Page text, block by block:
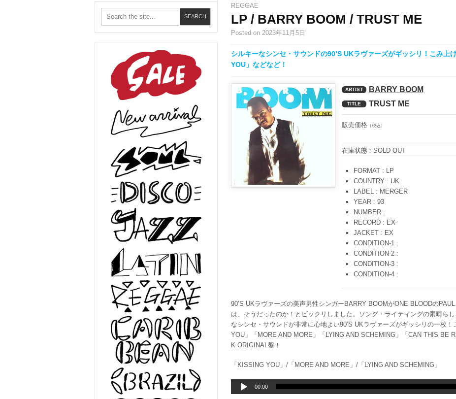
REGGAE
LP / BARRY BOOM / TRUST ME
Posted on 2023年11月5日
シルキーなシンセ・サウンドの90’S UKラヴァーズがギッシリ！こみ上
YOU」などなど！
ARTIST BARRY BOOM
TITLE TRUST ME
販売価格（税込）
在庫状態 : SOLD OUT
FORMAT : LP
COUNTRY : UK
LABEL : MERGER
YEAR : 93
NUMBER :
RECORD : EX-
JACKET : EX
CONDITION-1 :
CONDITION-2 :
CONDITION-3 :
CONDITION-4 :
90’S UKラヴァーズの美声男性シンガーBARRY BOOMがONE BLOODの
は、そうだったのか！とビックリしました。ソング・ライティングの素晴ら
なシンセ・サウンドが非常に心地よい90’S UKラヴァーズがギッシリの一枚
YOU」「MORE AND MORE」「LYING AND SCHEMING」「CAN THIS BE
K.ORIGINAL盤！
「KISSING YOU」/「MORE AND MORE」/「LYING AND SCHEMING」
声
00:00